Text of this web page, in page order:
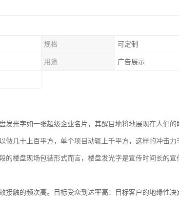
规格 可定制
用途 广告展示
发光字如一张超级企业名片，其醒目地将地展现在人们的
做几十上百平方，单个项目动辄上千平方，这样的冲击力
的楼盘现场包装形式而言，楼盘发光字是宣传时间长的
接触的频次高。目标受众到达率高：目标客户的地缘性